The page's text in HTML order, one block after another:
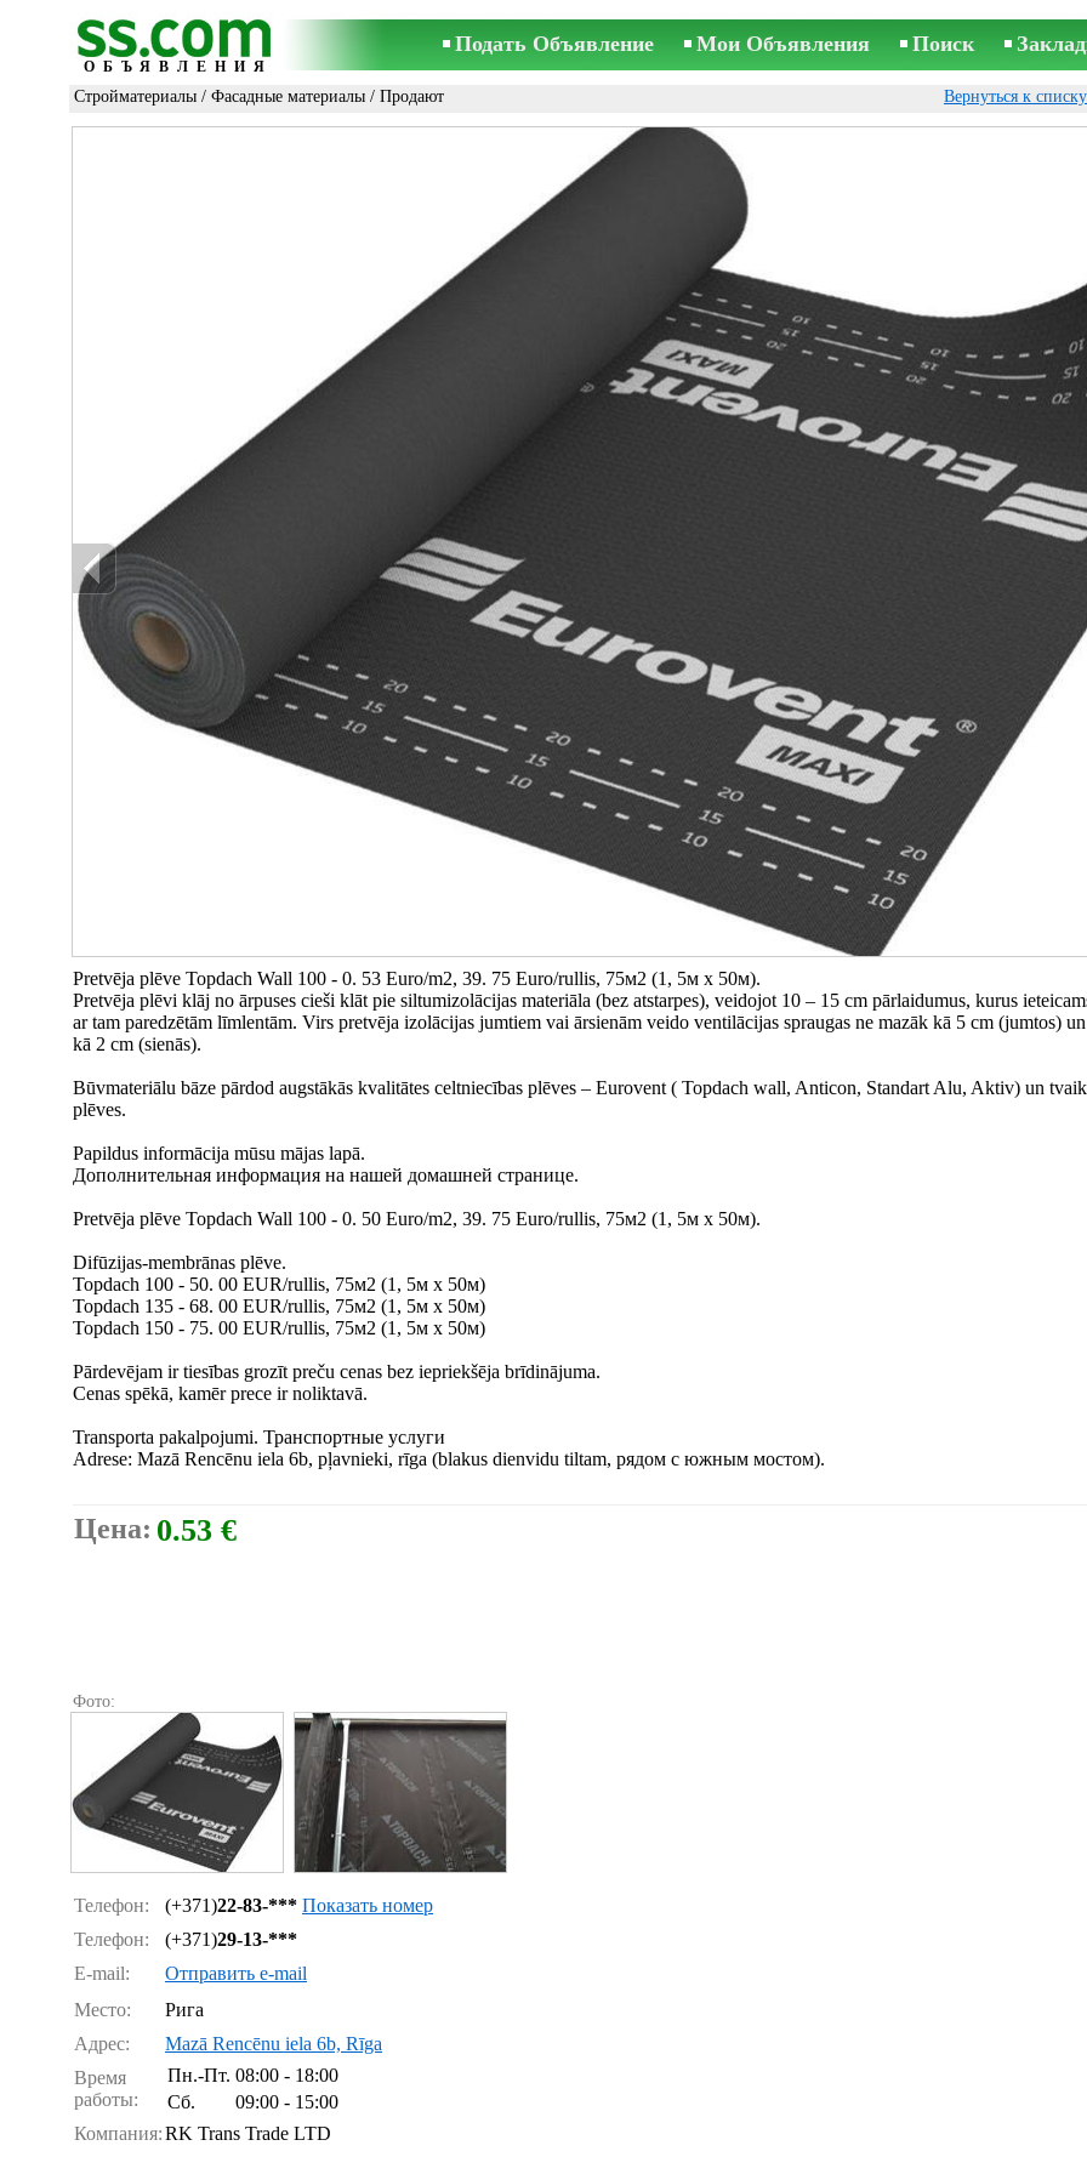
ОБЪЯВЛЕНИЯ
Подать Объявление Мои Объявления Поиск
Стройматериалы / Фасадные материалы / Продают Вернуться к
Pretvēja plēve Topdach Wall 100 - 0. 53 Euro/m2, 39. 75 Euro/rullis, 75м2 (1, 5м x 50м).
Pretvēja plēvi klāj no ārpuses cieši klāt pie siltumizolācijas materiāla (bez atstarpes), veidojot 10 – 15 cm pārlaidumus, kurus
ar tam paredzētām līmlentām. Virs pretvēja izolācijas jumtiem vai ārsienām veido ventilācijas spraugas ne mazāk kā 5 cm (jumtos)
kā 2 cm (sienās).
Būvmateriālu bāze pārdod augstākās kvalitātes celtniecības plēves – Eurovent ( Topdach wall, Anticon, Standart Alu, Aktiv) un
plēves.
Papildus informācija mūsu mājas lapā.
Дополнительная информация на нашей домашней странице.
Pretvēja plēve Topdach Wall 100 - 0. 50 Euro/m2, 39. 75 Euro/rullis, 75м2 (1, 5м x 50м).
Difūzijas-membrānas plēve.
Topdach 100 - 50. 00 EUR/rullis, 75м2 (1, 5м x 50м)
Topdach 135 - 68. 00 EUR/rullis, 75м2 (1, 5м x 50м)
Topdach 150 - 75. 00 EUR/rullis, 75м2 (1, 5м x 50м)
Pārdevējam ir tiesības grozīt preču cenas bez iepriekšēja brīdinājuma.
Cenas spēkā, kamēr prece ir noliktavā.
Transporta pakalpojumi. Транспортные услуги
Adrese: Mazā Rencēnu iela 6b, pļavnieki, rīga (blakus dienvidu tiltam, рядом с южным мостом).
Цена: 0.53 €
Фото:
Телефон: (+371)22-83-*** Показать номер
Телефон:
(+371)29-13-***
E-mail:
Отправить e-mail
Место:
Рига
Адрес:
Mazā Rencēnu iela 6b, Rīga
Время
работы:
Пн.-Пт. 08:00 - 18:00
Сб.
09:00 - 15:00
Компания:RK Trans Trade LTD